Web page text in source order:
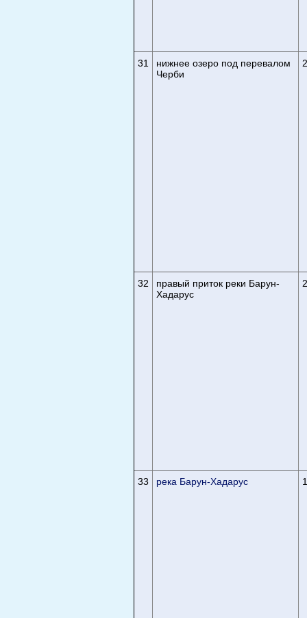
31
нижнее озеро под перевалом
Черби
32
правый приток реки Барун-
Хадарус
33 река Барун-Хадарус